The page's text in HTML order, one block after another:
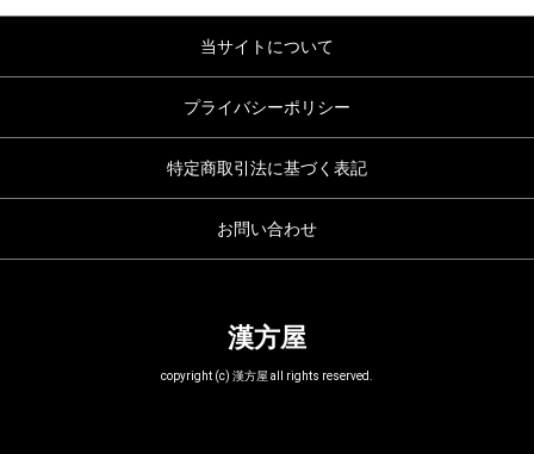
当サイトについて
プライバシーポリシー
特定商取引法に基づく表記
お問い合わせ
漢方屋
copyright (c) 漢方屋 all rights reserved.